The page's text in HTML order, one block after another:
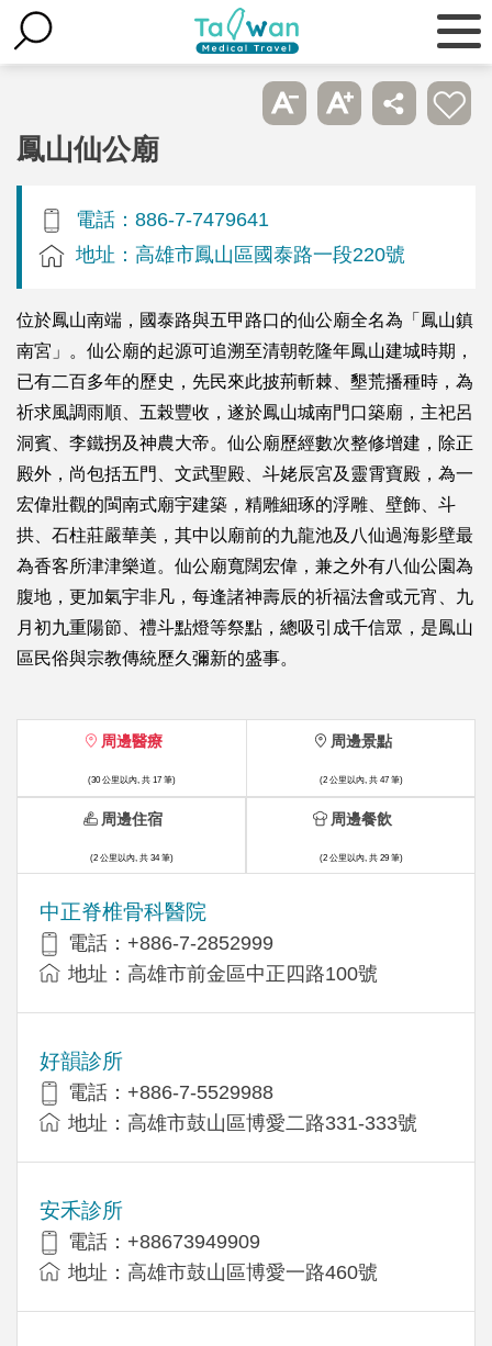
鳳山仙公廟
電話：886-7-7479641
地址：高雄市鳳山區國泰路一段220號
位於鳳山南端，國泰路與五甲路口的仙公廟全名為「鳳山鎮
南宮」。仙公廟的起源可追溯至清朝乾隆年鳳山建城時期，
已有二百多年的歷史，先民來此披荊斬棘、墾荒播種時，為
祈求風調雨順、五榖豐收，遂於鳳山城南門口築廟，主祀呂
洞賓、李鐵拐及神農大帝。仙公廟歷經數次整修增建，除正
殿外，尚包括五門、文武聖殿、斗姥辰宮及靈霄寶殿，為一
宏偉壯觀的閩南式廟宇建築，精雕細琢的浮雕、壁飾、斗
拱、石柱莊嚴華美，其中以廟前的九龍池及八仙過海影壁最
為香客所津津樂道。仙公廟寬闊宏偉，兼之外有八仙公園為
腹地，更加氣宇非凡，每逢諸神壽辰的祈福法會或元宵、九
月初九重陽節、禮斗點燈等祭點，總吸引成千信眾，是鳳山
區民俗與宗教傳統歷久彌新的盛事。
周邊醫療
(30 公里以內, 共 17 筆)
中正脊椎骨科醫院
電話：+886-7-2852999
地址：高雄市前金區中正四路100號
好韻診所
電話：+886-7-5529988
地址：高雄市鼓山區博愛二路331-333號
安禾診所
電話：+88673949909
地址：高雄市鼓山區博愛一路460號
周邊景點
(2 公里以內, 共 47 筆)
周邊住宿
(2 公里以內, 共 34 筆)
周邊餐飲
(2 公里以內, 共 29 筆)